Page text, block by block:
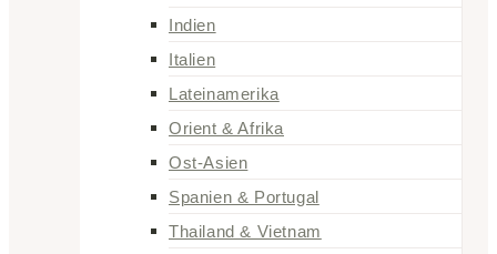
Indien
Italien
Lateinamerika
Orient & Afrika
Ost-Asien
Spanien & Portugal
Thailand & Vietnam